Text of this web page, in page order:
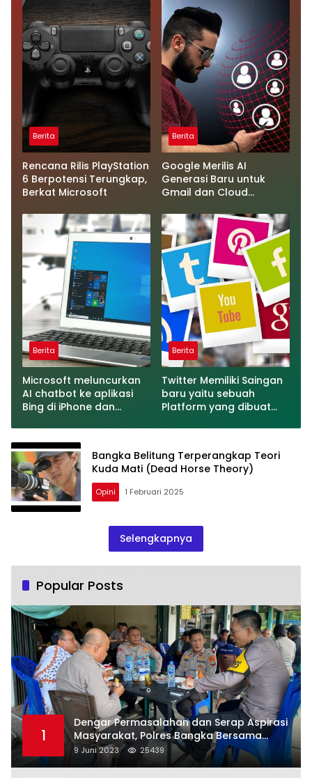
Berita
Rencana Rilis PlayStation
6 Berpotensi Terungkap,
Berkat Microsoft
Berita
Google Merilis AI
Generasi Baru untuk
Gmail dan Cloud
Berita
Microsoft meluncurkan
AI chatbot ke aplikasi
Bing di iPhone dan
Berita
Twitter Memiliki Saingan
baru yaitu sebuah
Platform yang dibuat
Bangka Belitung Terperangkap Teori
Kuda Mati (Dead Horse Theory)
Opini 1 Februari 2025
Selengkapnya
Popular Posts
1
Dengar Permasalahan dan Serap Aspirasi
Masyarakat, Polres Bangka Bersama
Polsek Pemali Rutin Gelar Jumat Curhat
9 Juni 2023 25439